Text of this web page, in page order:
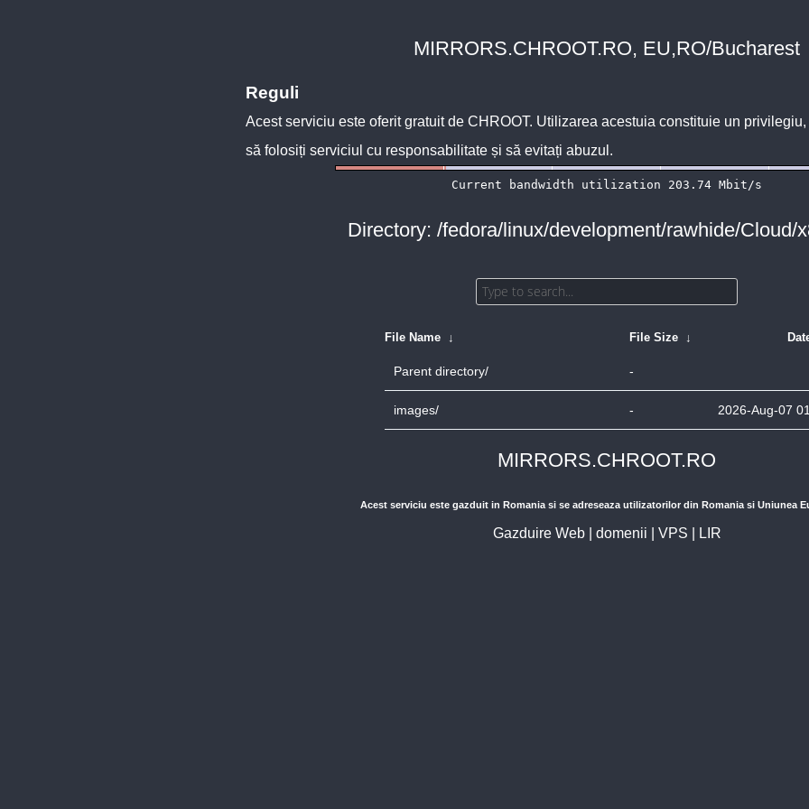
MIRRORS.CHROOT.RO, EU,RO/Bucharest
Reguli
Acest serviciu este oferit gratuit de CHROOT. Utilizarea acestuia constituie un
să folosiți serviciul cu responsabilitate și să evitați abuzul.
Directory: /fedora/linux/development/rawhide/Cloud/
File Name ↓ File Size ↓
Parent directory/ -
images/ - 2026-Aug-07
MIRRORS.CHROOT.RO
Acest serviciu este gazduit in Romania si se adreseaza utilizatorilor din Romania si Uniunea
Gazduire Web| domenii VPS LIR